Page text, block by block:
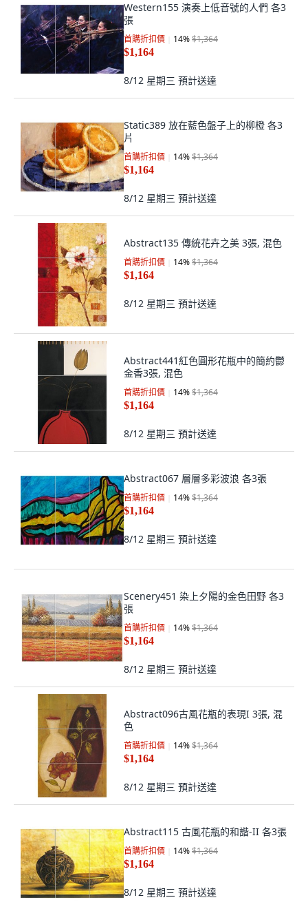
Western155 演奏上低音號的人們 各3
張
首購折扣價 14%$1,364
$1,164
8/12 星期三 預計送達
Static389 放在藍色盤子上的柳橙 各3
片
首購折扣價 14%$1,364
$1,164
8/12 星期三 預計送達
Abstract135 傳統花卉之美 3張, 混色
首購折扣價 14%$1,364
$1,164
8/12 星期三 預計送達
Abstract441紅色圓形花瓶中的簡約鬱
金香3張, 混色
首購折扣價 14%$1,364
$1,164
8/12 星期三 預計送達
Abstract067 層層多彩波浪 各3張
首購折扣價 14%$1,364
$1,164
8/12 星期三 預計送達
Scenery451 染上夕陽的金色田野 各3
張
首購折扣價 14%$1,364
$1,164
8/12 星期三 預計送達
Abstract096古風花瓶的表現I 3張, 混
色
首購折扣價 14%$1,364
$1,164
8/12 星期三 預計送達
Abstract115 古風花瓶的和諧-II 各3張
首購折扣價 14%$1,364
$1,164
8/12 星期三 預計送達